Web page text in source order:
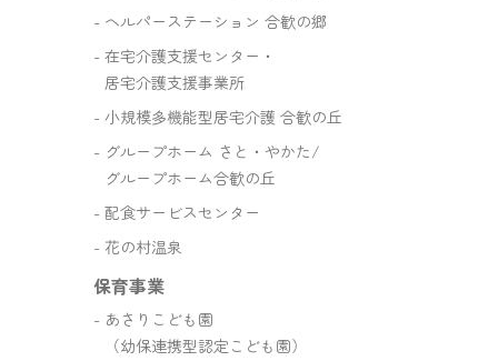
ヘルパーステーション 合歓の郷
在宅介護支援センター・
居宅介護支援事業所
小規模多機能型居宅介護 合歓の丘
グループホーム さと・やかた/
グループホーム合歓の丘
配食サービスセンター
花の村温泉
保育事業
あさりこども園
（幼保連携型認定こども園）